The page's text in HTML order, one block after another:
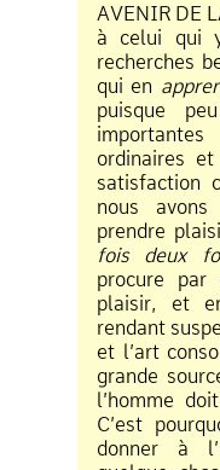
AVENIR DE
à celui qui
recherches
qui en
puisque
ordinaires
satisfaction
nous
prendre
fois deux
procure par
plaisir, et
rendant
et l’art
grande
l’homme
C’est
donner à